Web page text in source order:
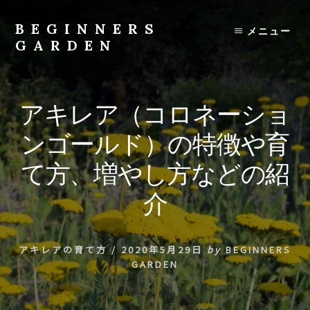
content
BEGINNERS
GARDEN
物
の
種
類
や
育
て
方
の
紹
介
を
行
い
メニュー
アキレア（コロネーショ
ンゴールド）の特徴や育
て方、増やし方などの紹
介
アキレアの育て方/ 2020年5月29日 by BEGINNERS
GARDEN